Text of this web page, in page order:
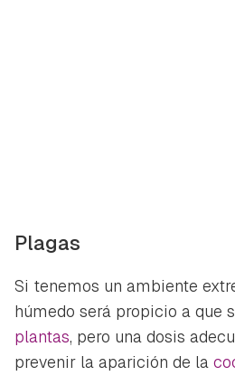
Plagas
Si tenemos un ambiente
húmedo será propicio a que
plantas, pero una dosis
prevenir la aparición de la